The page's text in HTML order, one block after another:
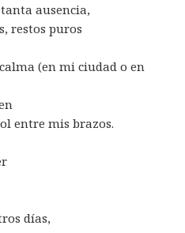
ausencia,
restos puros
(en mi ciudad o en
entre mis brazos.
días,